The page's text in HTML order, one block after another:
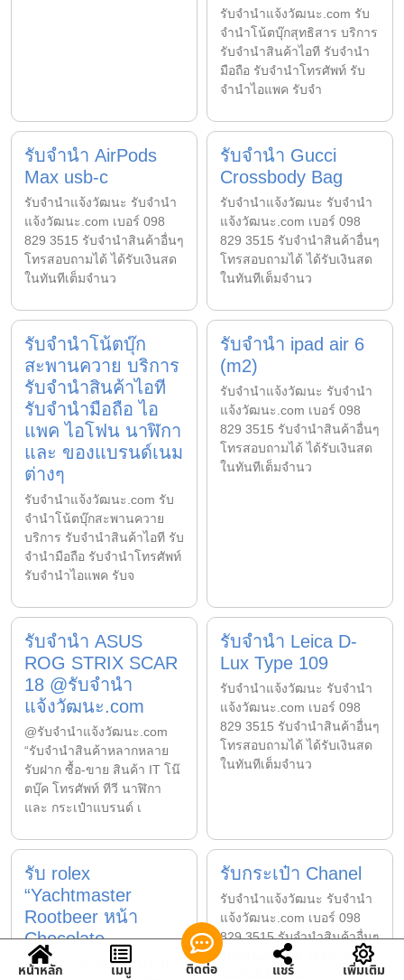
รับจํานําแจ้งวัฒนะ.com รับ
จำนำโน้ตบุ๊กสุทธิสาร บริการ
รับจำนำสินค้าไอที รับจำนำ
มือถือ รับจำนำโทรศัพท์ รับ
จำนำไอแพค รับจำ
รับจำนำ AirPods
Max usb-c
รับจํานําแจ้งวัฒนะ รับจํานํา
แจ้งวัฒนะ.com เบอร์ 098
829 3515 รับจำนำสินค้าอื่นๆ
โทรสอบถามได้ ได้รับเงินสด
ในทันทีเต็มจำนว
รับจำนำ Gucci
Crossbody Bag
รับจํานําแจ้งวัฒนะ รับจํานํา
แจ้งวัฒนะ.com เบอร์ 098
829 3515 รับจำนำสินค้าอื่นๆ
โทรสอบถามได้ ได้รับเงินสด
ในทันทีเต็มจำนว
รับจำนำโน้ตบุ๊ก
สะพานควาย บริการ
รับจำนำสินค้าไอที
รับจำนำมือถือ ไอ
แพค ไอโฟน นาฬิกา
และ ของแบรนด์เนม
ต่างๆ
รับจํานําแจ้งวัฒนะ.com รับ
จำนำโน้ตบุ๊กสะพานควาย
บริการ รับจำนำสินค้าไอที รับ
จำนำมือถือ รับจำนำโทรศัพท์
รับจำนำไอแพค รับจ
รับจำนำ ipad air 6
(m2)
รับจํานําแจ้งวัฒนะ รับจํานํา
แจ้งวัฒนะ.com เบอร์ 098
829 3515 รับจำนำสินค้าอื่นๆ
โทรสอบถามได้ ได้รับเงินสด
ในทันทีเต็มจำนว
รับจำนำ ASUS
ROG STRIX SCAR
18 @รับจำนำ
แจ้งวัฒนะ.com
@รับจำนำแจ้งวัฒนะ.com
“รับจำนำสินค้าหลากหลาย
รับฝาก ซื้อ-ขาย สินค้า IT โน๊
ตบุ๊ค โทรศัพท์ ทีวี นาฬิกา
และ กระเป๋าแบรนด์ เ
รับจำนำ Leica D-
Lux Type 109
รับจํานําแจ้งวัฒนะ รับจํานํา
แจ้งวัฒนะ.com เบอร์ 098
829 3515 รับจำนำสินค้าอื่นๆ
โทรสอบถามได้ ได้รับเงินสด
ในทันทีเต็มจำนว
รับ rolex
“Yachtmaster
Rootbeer หน้า
Chocolate
รับจํานําแจ้งวัฒนะ รับจํานํา
รับกระเป๋า Chanel
รับจํานําแจ้งวัฒนะ รับจํานํา
แจ้งวัฒนะ.com เบอร์ 098
829 3515 รับจำนำสินค้าอื่นๆ
โทรสอบถามได้ ได้รับเงินสด
ในทันทีเต็มจำนว
หน้าหลัก เมนู ติดต่อ แชร์ เพิ่มเติม